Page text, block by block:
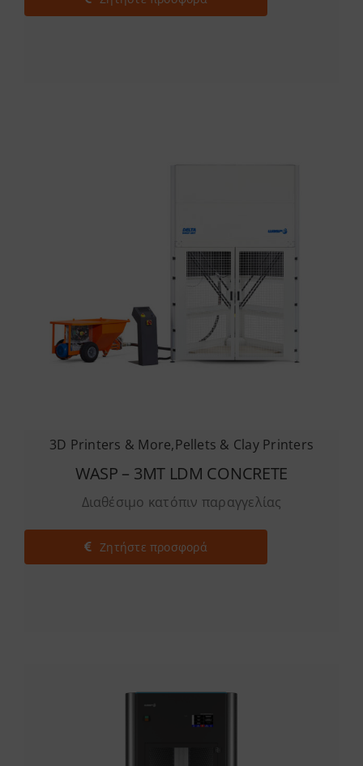
3D Printers & More,Pellets & Clay Printers
WASP – 3MT LDM CONCRETE
Διαθέσιμο κατόπιν παραγγελίας
Ζητήστε προσφορά